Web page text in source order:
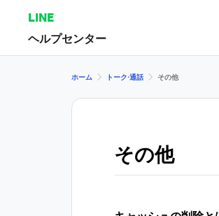
LINE
ヘルプセンター
ホーム トーク⋅通話 その他
その他